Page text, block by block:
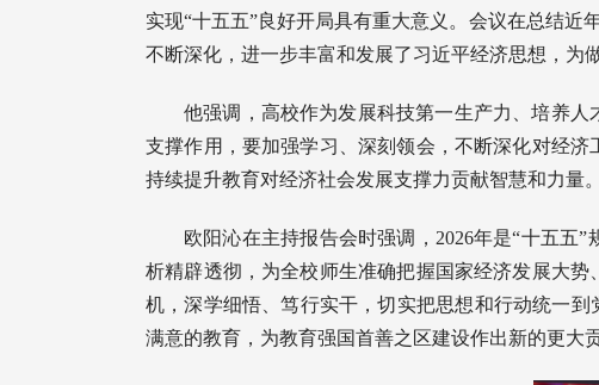
实现“十五五”良好开局具有重大意义。会议在总结近
不断深化，进一步丰富和发展了习近平经济思想，为
他强调，高校作为发展科技第一生产力、培养
支撑作用，要加强学习、深刻领会，不断深化对经
持续提升教育对经济社会发展支撑力贡献智慧和力量。
欧阳沁在主持报告会时强调，2026年是“十五五
析精辟透彻，为全校师生准确把握国家经济发展大
机，深学细悟、笃行实干，切实把思想和行动统一
满意的教育，为教育强国首善之区建设作出新的更大贡